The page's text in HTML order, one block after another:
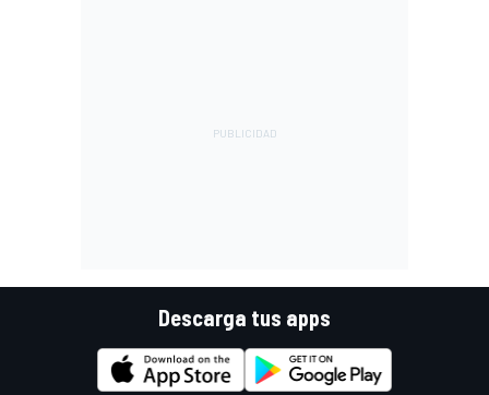
Descarga tus apps